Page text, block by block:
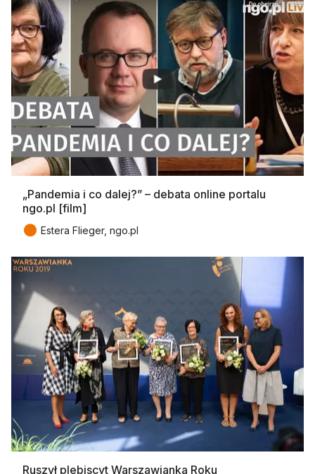
„Pandemia i co dalej?” – debata online portalu
ngo.pl [film]
● Estera Flieger, ngo.pl
Ruszył plebiscyt Warszawianka Roku